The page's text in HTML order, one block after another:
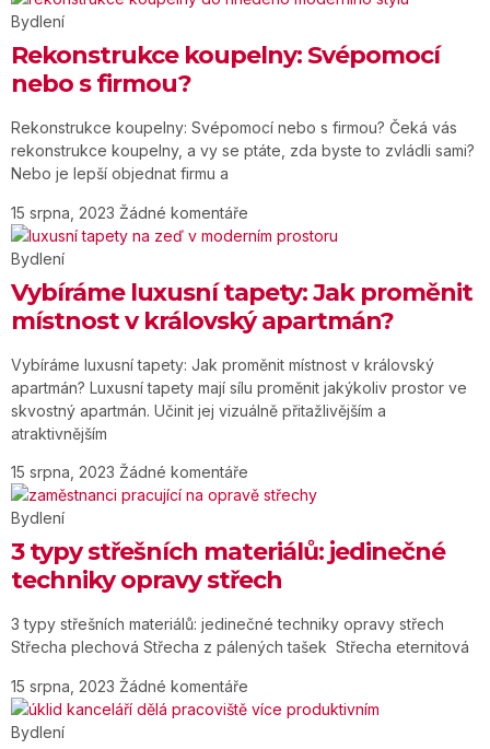
Bydlení
Rekonstrukce koupelny: Svépomocí
nebo s firmou?
Rekonstrukce koupelny: Svépomocí nebo s firmou? Čeká vás
rekonstrukce koupelny, a vy se ptáte, zda byste to zvládli sami?
Nebo je lepší objednat firmu a
15 srpna, 2023 Žádné komentáře
Bydlení
Vybíráme luxusní tapety: Jak proměnit
místnost v královský apartmán?
Vybíráme luxusní tapety: Jak proměnit místnost v královský
apartmán? Luxusní tapety mají sílu proměnit jakýkoliv prostor ve
skvostný apartmán. Učinit jej vizuálně přitažlivějším a
atraktivnějším
15 srpna, 2023 Žádné komentáře
Bydlení
3 typy střešních materiálů: jedinečné
techniky opravy střech
3 typy střešních materiálů: jedinečné techniky opravy střech
Střecha plechová Střecha z pálených tašek Střecha eternitová
15 srpna, 2023 Žádné komentáře
Bydlení